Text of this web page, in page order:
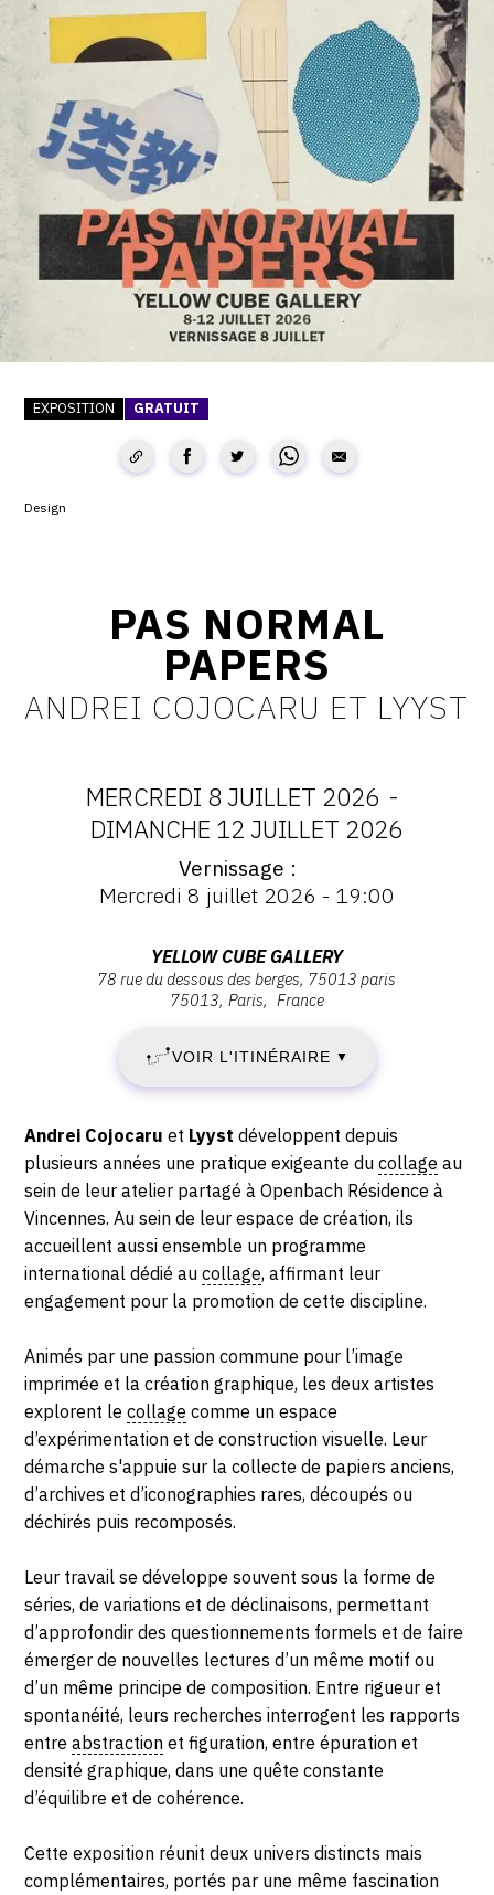
SERVICES
CRÉER SON CATALOGUE RAISONNÉ
ABONNEMENTS DÉDIÉS AUX GALERISTES
CRÉER SON SITE ARTISTE
CRÉER SON CATALOGUE D'EXPO
PUBLIER SES EXPOSITIONS
DEVENIR CONTRIBUTEUR
L'ÉQUIPE OAM
CGV
SUIVEZ-NOUS
FACEBOOK
TWITTER
PINTEREST
EXPOSITION GRATUIT
Design
PAS NORMAL
PAPERS
ANDREI COJOCARU ET LYYST
DATES
:
8
2026
-
DIMANCHE
12
JUILLET
2026
MERCREDI 8 JUILLET 2026 -
DIMANCHE 12 JUILLET 2026
Vernissage
Mercredi 8 juillet 2026 - 19:00
Rue
du
Dessous
des
Berges,
75013
Paris
,
75013
Paris
YELLOW CUBE GALLERY
78 rue du dessous des berges, 75013 paris
75013 Paris France
VOIR L'ITINÉRAIRE ▼
Description,
horaires...
Andrei Cojocaru et Lyyst développent depuis
plusieurs années une pratique exigeante ducollage au
sein de leur atelier partagé à Openbach Résidence à
Vincennes. Au sein de leur espace de création, ils
accueillent aussi ensemble un programme
international dédié aucollage, affirmant leur
engagement pour la promotion de cette discipline.
Animés par une passion commune pour l’image
imprimée et la création graphique, les deux artistes
explorent lecollage comme un espace
d’expérimentation et de construction visuelle. Leur
démarche s'appuie sur la collecte de papiers anciens,
d’archives et d’iconographies rares, découpés ou
déchirés puis recomposés.
Leur travail se développe souvent sous la forme de
séries, de variations et de déclinaisons, permettant
d’approfondir des questionnements formels et de faire
émerger de nouvelles lectures d’un même motif ou
d’un même principe de composition. Entre rigueur et
spontanéité, leurs recherches interrogent les rapports
entreabstraction et figuration, entre épuration et
densité graphique, dans une quête constante
d’équilibre et de cohérence.
Cette exposition réunit deux univers distincts mais
complémentaires, portés par une même fascination